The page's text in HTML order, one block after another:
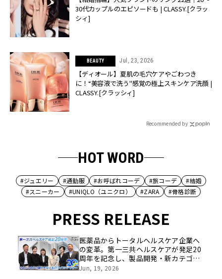
30代カップルのエピソードも | CLASSY.[クラッ
シィ]
BEAUTY Jul, 23, 2026
【ディオール】夏肌の毛穴ケアやごわつき
に！“美容液で洗う"感覚の極上スキンケア洗顔 |
CLASSY.[クラッシィ]
Recommended by
HOT WORD
#ジュエリー #通勤服 #お呼ばれコーデ #旅コーデ
#結婚
#スニーカー
#UNIQLO（ユニクロ） #ZARA #骨格診断
PRESS RELEASE
医薬品からトータルヘルスケア企業へ
の変革。第一三共ヘルスケアが発足20
周年を記念し、製品開発・新カテゴリ
挑戦の舞台や旧社統合時のエピソード
Jun, 19, 2026